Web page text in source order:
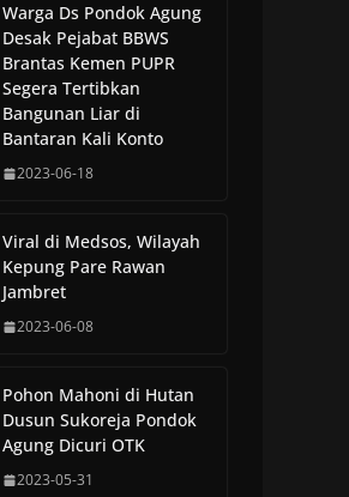
Warga Ds Pondok Agung
Desak Pejabat BBWS
Brantas Kemen PUPR
Segera Tertibkan
Bangunan Liar di
Bantaran Kali Konto
2023-06-18
Viral di Medsos, Wilayah
Kepung Pare Rawan
Jambret
2023-06-08
Pohon Mahoni di Hutan
Dusun Sukoreja Pondok
Agung Dicuri OTK
2023-05-31